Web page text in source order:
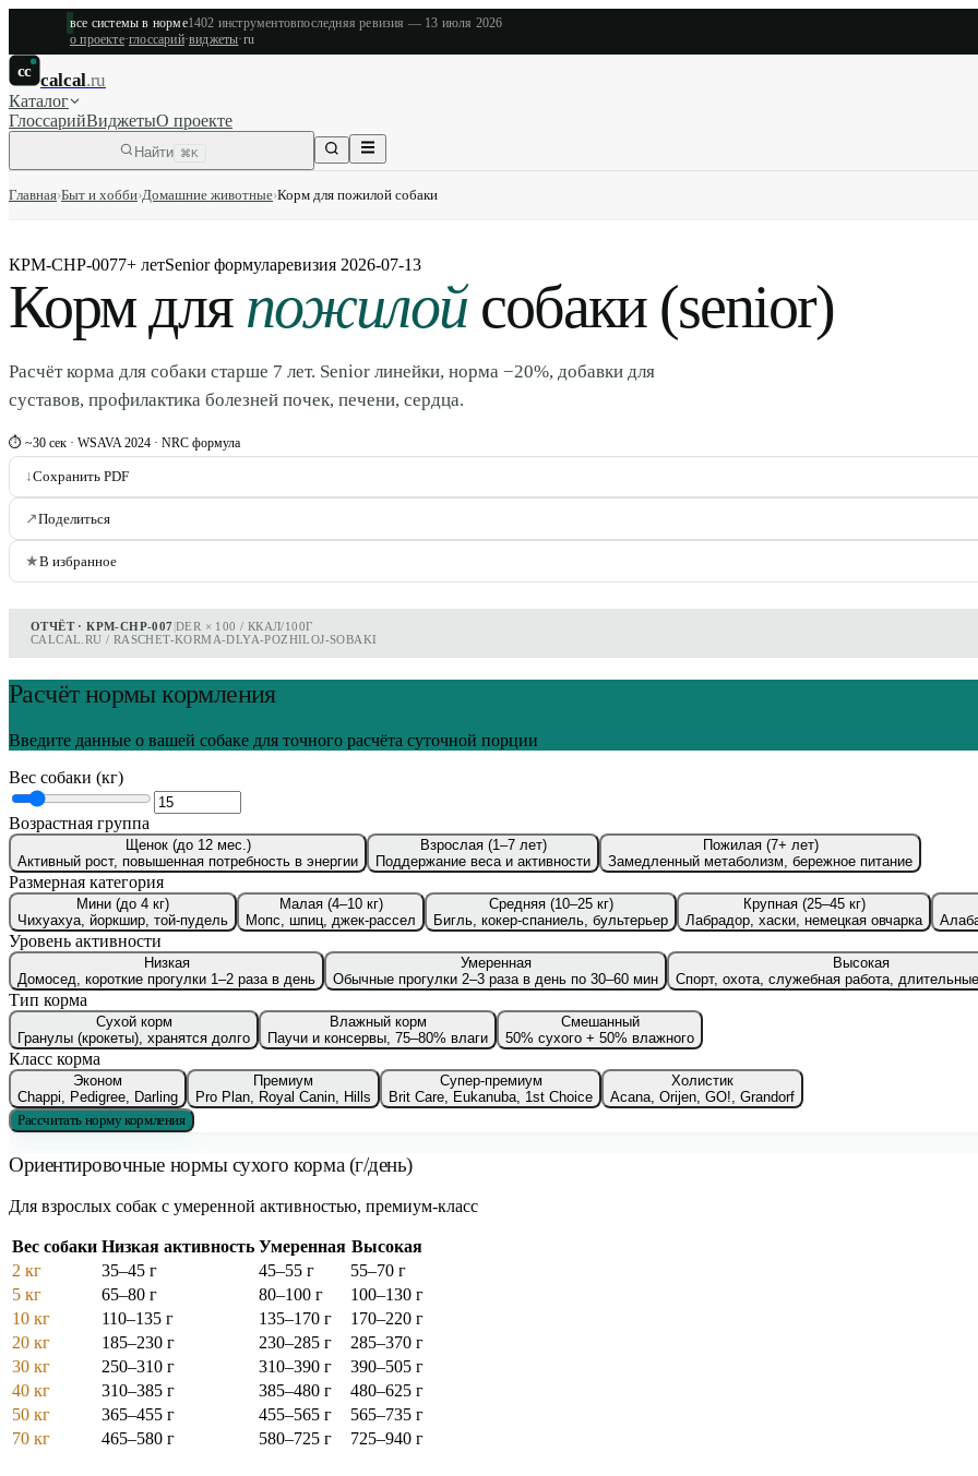
все системы в норме1402 инструментовпоследняя ревизия — 13 июля 2026
о проекте·глоссарий·виджеты·ru
cc calcal.ru
Каталог
ГлоссарийВиджетыО проекте
Найти ⌘K
Главная›Быт и хобби›Домашние животные›Корм для пожилой собаки
КРМ-СНР-0077+ летSenior формуларевизия 2026-07-13
Корм для пожилойсобаки (senior)
Расчёт корма для собаки старше 7 лет. Senior линейки, норма −20%, добавки для
суставов, профилактика болезней почек, печени, сердца.
⏱ ~30 сек · WSAVA 2024 · NRC формула
↓Сохранить PDF
↗Поделиться
★В избранное
ОТЧЁТ · КРМ-СНР-007|DER × 100 / ККАЛ/100Г
CALCAL.RU / RASCHET-KORMA-DLYA-POZHILOJ-SOBAKI
Расчёт нормы кормления
Введите данные о вашей собаке для точного расчёта суточной порции
Вес собаки (кг)
Возрастная группа
Щенок (до 12 мес.)
Активный рост, повышенная потребность в энергии
Взрослая (1–7 лет)
Поддержание веса и активности
Пожилая (7+ лет)
Замедленный метаболизм, бережное питание
Размерная категория
Мини (до 4 кг)
Чихуахуа, йоркшир, той-пудель
Малая (4–10 кг)
Мопс, шпиц, джек-рассел
Средняя (10–25 кг)
Бигль, кокер-спаниель, бультерьер
Крупная (25–45 кг)
Лабрадор, хаски, немецкая овчарка
Уровень активности
Низкая
Домосед, короткие прогулки 1–2 раза в день
Умеренная
Обычные прогулки 2–3 раза в день по 30–60 мин
Высокая
Спорт, охота, служебная работа,
Тип корма
Сухой корм
Гранулы (крокеты), хранятся долго
Влажный корм
Паучи и консервы, 75–80% влаги
Смешанный
50% сухого + 50% влажного
Класс корма
Эконом
Chappi, Pedigree, Darling
Премиум
Pro Plan, Royal Canin, Hills
Супер-премиум
Brit Care, Eukanuba, 1st Choice
Холистик
Acana, Orijen, GO!, Grandorf
Рассчитать норму кормления
Ориентировочные нормы сухого корма (г/день)
Для взрослых собак с умеренной активностью, премиум-класс
Вес собаки Низкая активность Умеренная Высокая
2 кг
35–45 г 45–55 г 55–70 г
5 кг
65–80 г 80–100 г 100–130 г
10 кг
110–135 г 135–170 г 170–220 г
20 кг
185–230 г 230–285 г 285–370 г
30 кг
250–310 г 310–390 г 390–505 г
40 кг
310–385 г 385–480 г 480–625 г
50 кг
365–455 г 455–565 г 565–735 г
70 кг
465–580 г 580–725 г 725–940 г